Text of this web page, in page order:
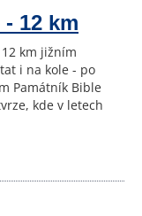
12 km
km jižním
i na kole - po
Památník Bible
kde v letech